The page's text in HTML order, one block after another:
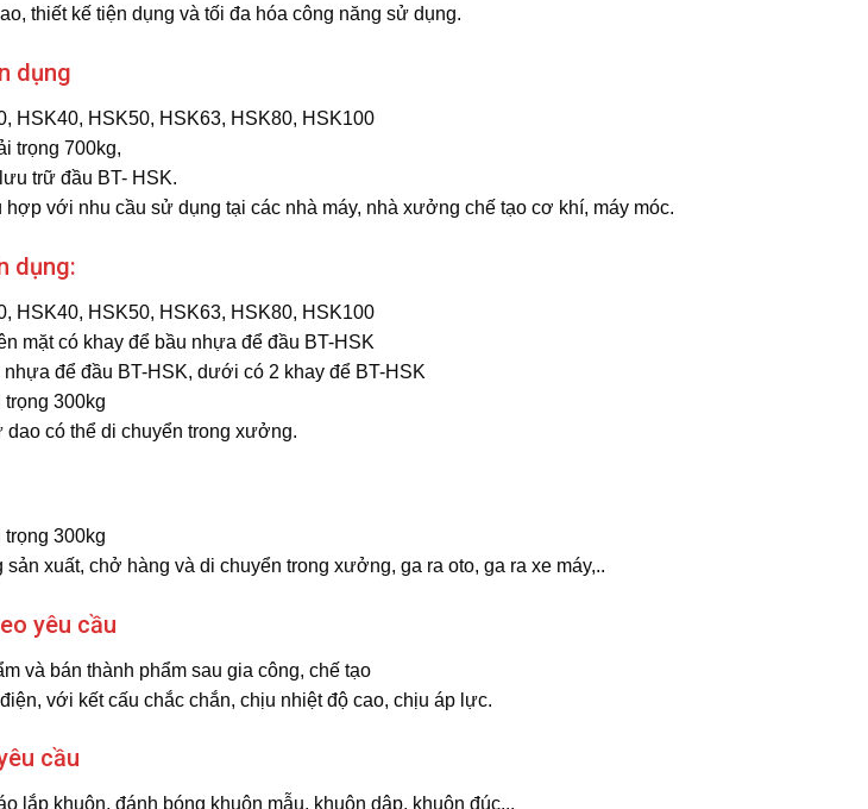
thiết kế tiện dụng và tối đa hóa công năng sử dụng.
dụng
HSK50, HSK63, HSK80, HSK100
trọng 700kg,
trữ đầu BT- HSK.
với nhu cầu sử dụng tại các nhà máy, nhà xưởng chế tạo cơ khí, máy móc.
dụng:
HSK50, HSK63, HSK80, HSK100
mặt có khay để bầu nhựa để đầu BT-HSK
để đầu BT-HSK, dưới có 2 khay để BT-HSK
300kg
có thể di chuyển trong xưởng.
300kg
xuất, chở hàng và di chuyển trong xưởng, ga ra oto, ga ra xe máy,..
yêu cầu
và bán thành phẩm sau gia công, chế tạo
với kết cấu chắc chắn, chịu nhiệt độ cao, chịu áp lực.
cầu
lắp khuôn, đánh bóng khuôn mẫu, khuôn dập, khuôn đúc,..